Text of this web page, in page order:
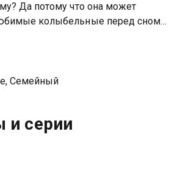
Да потому что она может
колыбельные перед сном
плюшевым мишкой.
с ней ко сну!
Семейный
и серии